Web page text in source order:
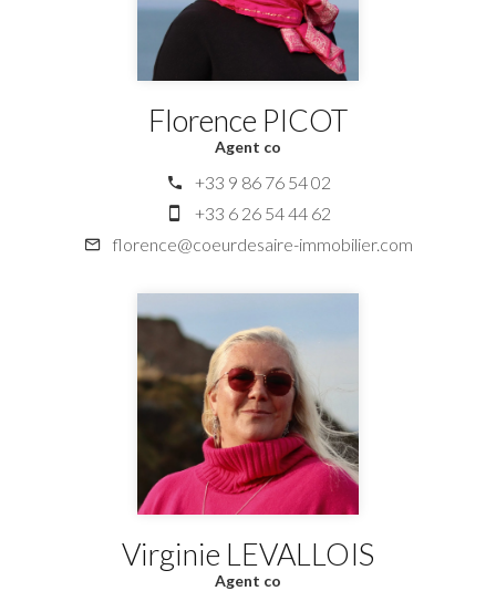
Florence PICOT
Agent co
+33 9 86 76 54 02
+33 6 26 54 44 62
florence@coeurdesaire-immobilier.com
Virginie LEVALLOIS
Agent co